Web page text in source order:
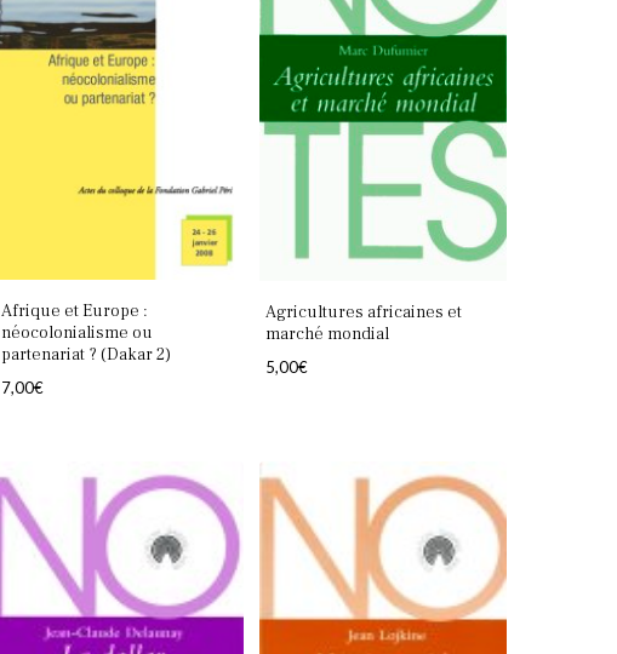
Retourner à la librairie
Afrique et Europe :
néocolonialisme ou
partenariat ? (Dakar 2)
7,00€
Agricultures africaines et
marché mondial
5,00€